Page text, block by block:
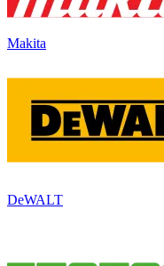
Makita
DeWALT